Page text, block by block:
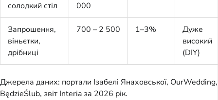
солодкий стіл
000
Запрошення,
віньєтки,
дрібниці
700 – 2 500 1–3%
Дуже
високий
(DIY)
Джерела даних: портали Ізабелі Янаховської, OurWedding,
BędzieŚlub, звіт Interia за 2026 рік.